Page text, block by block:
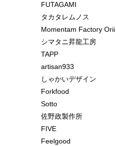
FUTAGAMI
タカタレムノス
Momentam Factory Orii
シマタニ昇龍工房
TAPP
artisan933
しゃかいデザイン
Forkfood
Sotto
佐野政製作所
FIVE
Feelgood